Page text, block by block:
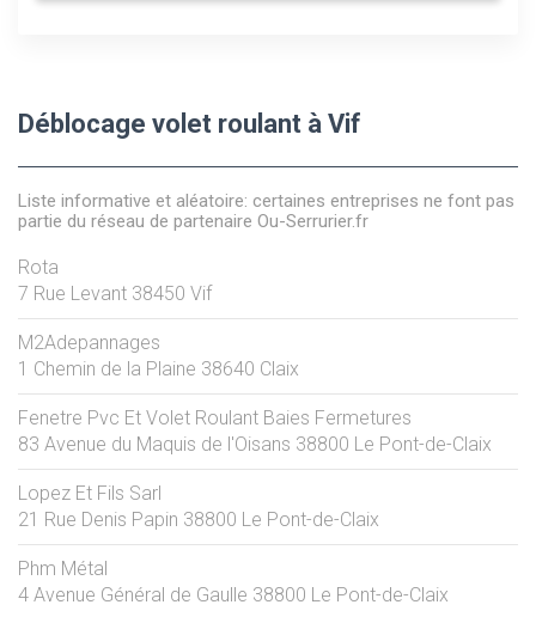
Déblocage volet roulant à Vif
Liste informative et aléatoire: certaines entreprises ne font pas
partie du réseau de partenaire Ou-Serrurier.fr
Rota
7 Rue Levant 38450 Vif
M2Adepannages
1 Chemin de la Plaine 38640 Claix
Fenetre Pvc Et Volet Roulant Baies Fermetures
83 Avenue du Maquis de l'Oisans 38800 Le Pont-de-Claix
Lopez Et Fils Sarl
21 Rue Denis Papin 38800 Le Pont-de-Claix
Phm Métal
4 Avenue Général de Gaulle 38800 Le Pont-de-Claix